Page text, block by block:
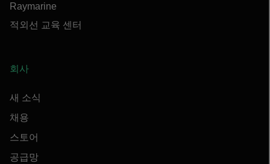
Raymarine
적외선 교육 센터
회사
새 소식
채용
스토어
공급망